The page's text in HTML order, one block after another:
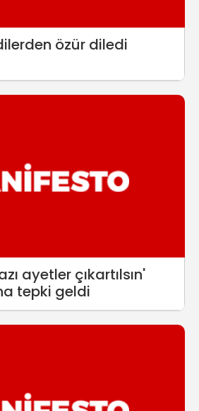
özür diledi
ayetler çıkartılsın'
tepki geldi